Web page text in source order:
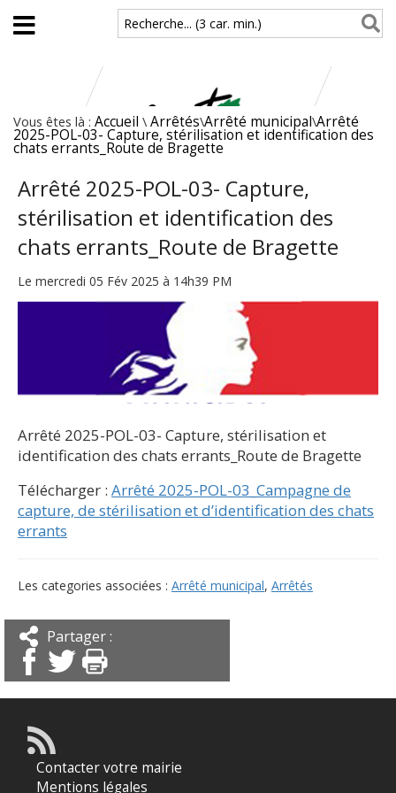
Aller au contenu principal
Recherche... (3 car. min.)
Vous êtes là : Accueil \ Arrêtés\Arrêté municipal\Arrêté
2025-POL-03- Capture, stérilisation et identification des
chats errants_Route de Bragette
Arrêté 2025-POL-03- Capture,
stérilisation et identification des
chats errants_Route de Bragette
Le mercredi 05 Fév 2025 à 14h39 PM
Arrêté 2025-POL-03- Capture, stérilisation et
identification des chats errants_Route de Bragette
Télécharger : Arrêté 2025-POL-03_Campagne de
capture, de stérilisation et d’identification des chats
errants
Les categories associées : Arrêté municipal, Arrêtés
Partager :
Contacter votre mairie
Mentions légales